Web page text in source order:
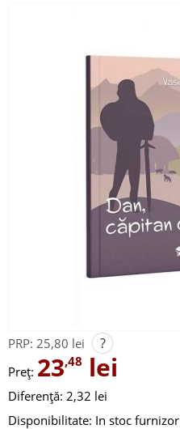
PRP: 25,80 lei ?
Preț: 23,48 lei
Diferență: 2,32 lei
Disponibilitate: In stoc furnizor